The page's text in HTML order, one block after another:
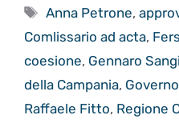
Tag
Anna Petrone,
Comlissario ad acta, Fers
coesione, Gennaro
della Campania,
Raffaele Fitto, Regione